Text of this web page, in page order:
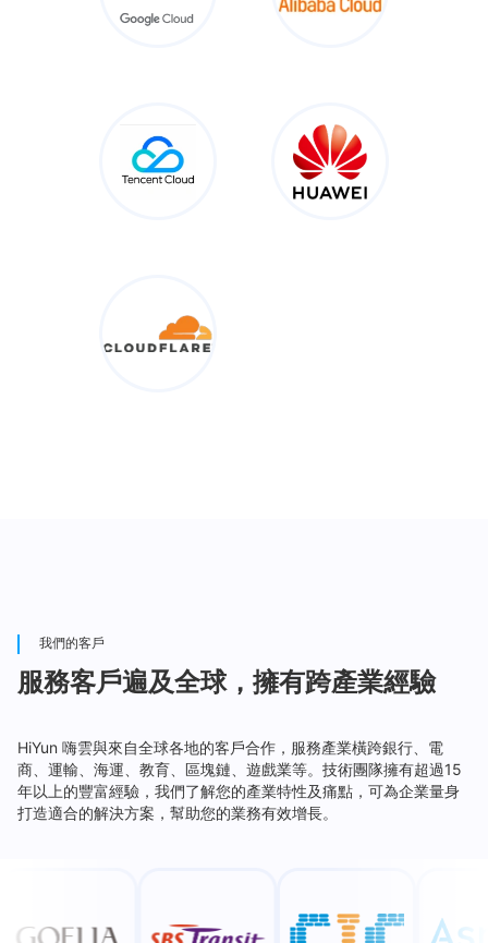
我們的客戶
服務客戶遍及全球，擁有跨產業經驗
HiYun 嗨雲與來自全球各地的客戶合作，服務產業橫跨銀行、電
商、運輸、海運、教育、區塊鏈、遊戲業等。技術團隊擁有超過15
年以上的豐富經驗，我們了解您的產業特性及痛點，可為企業量身
打造適合的解決方案，幫助您的業務有效增長。